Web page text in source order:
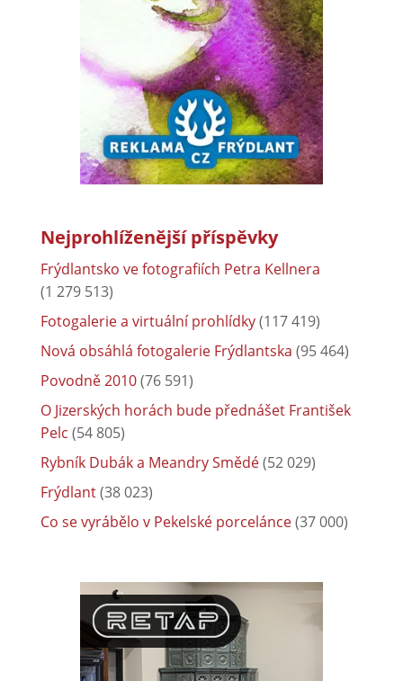
Nejprohlíženější příspěvky
Frýdlantsko ve fotografiích Petra Kellnera
(1 279 513)
Fotogalerie a virtuální prohlídky(117 419)
Nová obsáhlá fotogalerie Frýdlantska (95 464)
Povodně 2010(76 591)
O Jizerských horách bude přednášet František
Pelc (54 805)
Rybník Dubák a Meandry Smědé(52 029)
Frýdlant(38 023)
Co se vyrábělo v Pekelské porcelánce(37 000)